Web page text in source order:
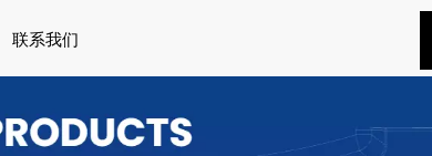
联系我们